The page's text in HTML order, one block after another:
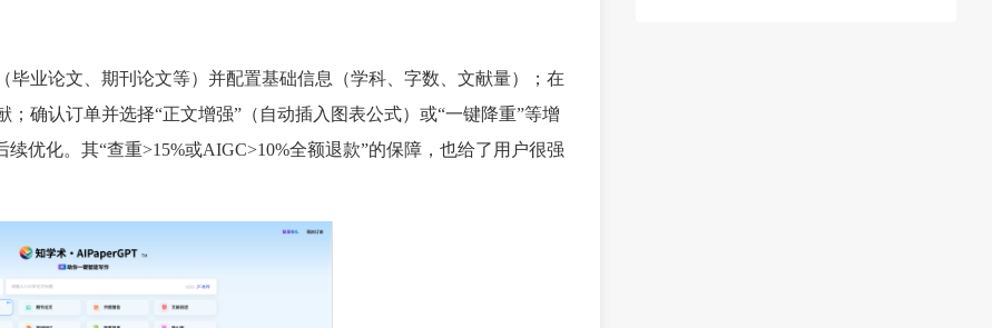
毕业论文、期刊论文等）并配置基础信息（学科、字数、文献量）；在
确认订单并选择“正文增强”（自动插入图表公式）或“一键降重”等增
优化。其“查重>15%或AIGC>10%全额退款”的保障，也给了用户很强